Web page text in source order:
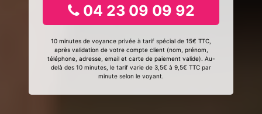
04 23 09 09 92
10 minutes de voyance privée à tarif spécial de 15€ TTC,
après validation de votre compte client (nom, prénom,
téléphone, adresse, email et carte de paiement valide). Au-
delà des 10 minutes, le tarif varie de 3,5€ à 9,5€ TTC par
minute selon le voyant.